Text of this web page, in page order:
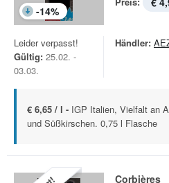
-14%
Leider verpasst!
Gültig: 25.02. -
03.03.
Händler:
€ 6,65 / l - IGP Italien, Vielfalt an
und Süßkirschen. 0,75 l Flasche
Corbières